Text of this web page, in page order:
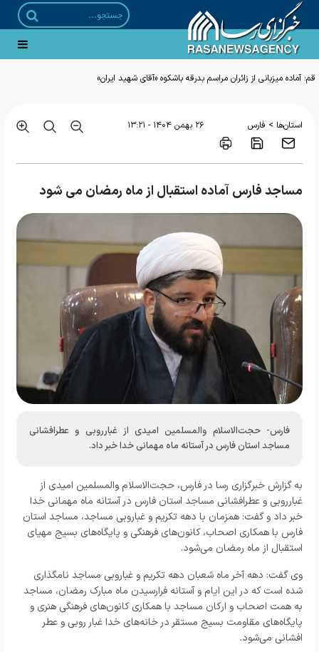
قم؛ آماده میزبانی از زائران مراسم بدرقه باشکوه «آقای شهید ایران»
استان‌ها > فارس ۲۶ بهمن ۱۴۰۴ - ۱۳:۲۱
مساجد فارس آماده استقبال از ماه رمضان می شود
فارس- حجت‌الاسلام والمسلمین امیدی از غبارروبی و عطرافشانی
مساجد استان فارس در آستانه ماه مهمانی خدا خبر داد.
به گزارش خبرگزاری رسا در فارس، حجت‌الاسلام والمسلمین امیدی از
غبارروبی و عطرافشانی مساجد استان فارس در آستانه ماه مهمانی خدا
خبر داد و گفت: همزمان با دهه تکریم و غباروبی مساجد، مساجد استان
فارس با همکاری اصحاب، کانون‌های فرهنگی و پایگاه‌های بسیج مهیای
استقبال از ماه رمضان می‌شود.
وی گفت: دهه آخر ماه شعبان دهه تکریم و غباروبی مساجد نامگذاری
شده است که در این ایام و آستانه فرارسیدن ماه مبارک رمضان، مساجد
به همت اصحاب و ارکان مساجد با همکاری کانون‌های فرهنگی هنری و
پایگاه‌های مقاومت بسیج مستقر در خانه‌های خدا غبار روبی و عطر
افشانی می‌شود.